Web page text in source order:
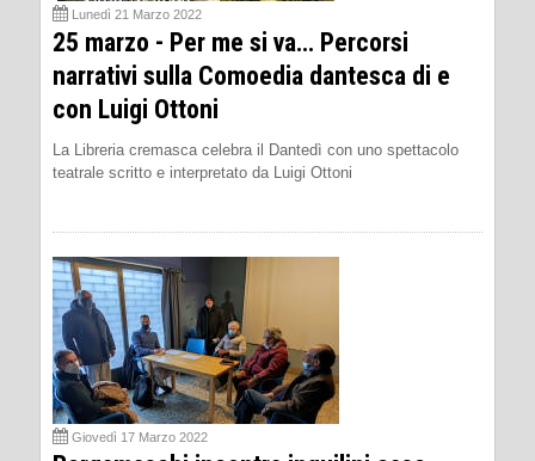
Lunedì 21 Marzo 2022
25 marzo - Per me si va… Percorsi
narrativi sulla Comoedia dantesca di e
con Luigi Ottoni
La Libreria cremasca celebra il Dantedì con uno spettacolo
teatrale scritto e interpretato da Luigi Ottoni
Giovedì 17 Marzo 2022